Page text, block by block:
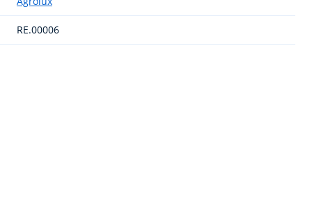
RE.00006